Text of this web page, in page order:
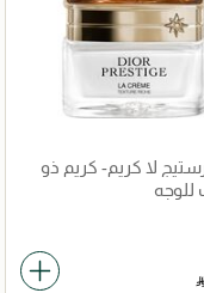
لا كريم- كريم ذو